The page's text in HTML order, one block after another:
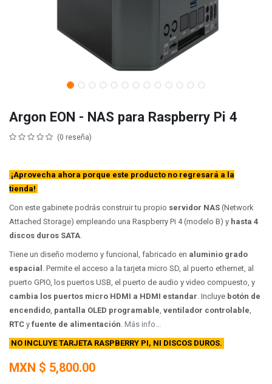
Argon EON - NAS para Raspberry Pi 4
(0 reseña)
¡Aprovecha ahora porque este producto no regresará a la
tienda!
Con este gabinete podrás construir tu propio servidor NAS (Network
Attached Storage) empleando una Raspberry Pi 4 (modelo B) y hasta 4
discos duros SATA.
Tiene un diseño moderno y funcional, fabricado en aluminio grado
espacial . Permite el acceso a latarjeta micro SD, al puerto ethernet, al
puerto GPIO, los puertos USB, el puerto de audio y video compuesto, y
cambia los puertos micro HDMI a HDMI estandar. Incluye botón de
encendido, pantalla OLED programable, ventilador controlable,
RTC y fuente de alimentación. Más info...
NO INCLUYE TARJETA RASPBERRY PI, NI DISCOS DUROS.
MXN $ 5,800.00